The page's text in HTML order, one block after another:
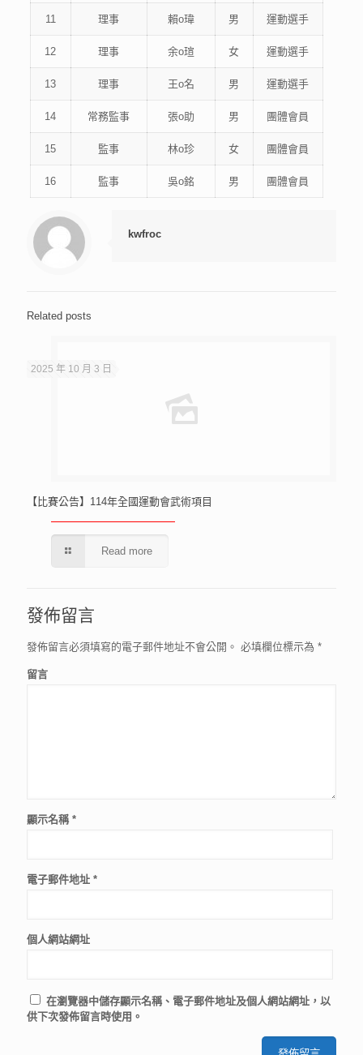
11 理事 賴o瑋 男 運動選手
12 理事 余o瑄 女 運動選手
13 理事 王o名 男 運動選手
14 常務監事 張o助 男 團體會員
15 監事 林o珍 女 團體會員
16 監事 吳o銘 男 團體會員
kwfroc
Related posts
2025 年 10 月 3 日
【比賽公告】114年全國運動會武術項目
Read more
發佈留言
發佈留言必須填寫的電子郵件地址不會公開。 必填欄位標示為 *
留言
顯示名稱 *
電子郵件地址 *
個人網站網址
在瀏覽器中儲存顯示名稱、電子郵件地址及個人網站網址，以
供下次發佈留言時使用。